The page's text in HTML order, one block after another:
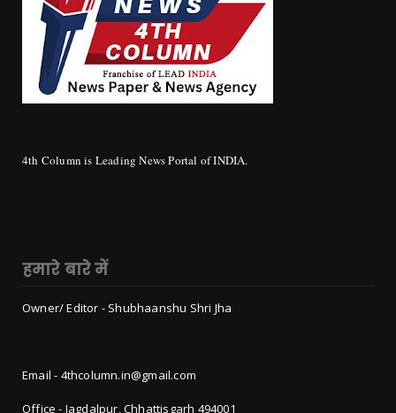
4th Column is Leading News Portal of INDIA.
हमारे बारे में
Owner/ Editor - Shubhaanshu Shri Jha
Email - 4thcolumn.in@gmail.com
Office - Jagdalpur, Chhattisgarh 494001